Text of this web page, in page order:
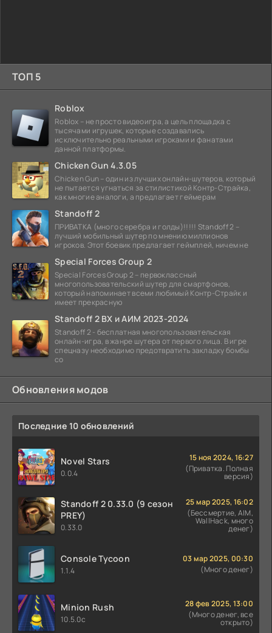
ТОП 5
Roblox
Roblox – не просто видеоигра, а цель площадка с
тысячами игрушек, которые создавались
исключительно реальными игроками и фанатами
данной платформы.
Chicken Gun 4.3.05
Chicken Gun – один из лучших онлайн-шутеров, который
не пытается угнаться за стилистикой Контр-Страйка,
как многие аналоги, а предлагает геймерам
Standoff 2
ПРИВАТКА (много серебра и голды)!!!!! Standoff 2 –
лучший мобильный шутер по мнению миллионов
игроков. Этот боевик предлагает геймплей, ничем не
Special Forces Group 2
Special Forces Group 2 – первоклассный
многопользовательский шутер для смартфонов,
который напоминает всеми любимый Контр-Страйк и
имеет прекрасную
Standoff 2 ВХ и АИМ 2023-2024
Standoff 2 - бесплатная многопользовательская
онлайн-игра, в жанре шутера от первого лица. В игре
спецназу необходимо предотвратить закладку бомбы
со
Обновления модов
Последние 10 обновлений
Novel Stars
0.0.4
15 ноя 2024, 16:27
(Приватка. Полная
версия)
Standoff 2 0.33.0 (9 сезон
PREY)
0.33.0
25 мар 2025, 16:02
(Бессмертие, AIM,
WallHack, много
денег)
Console Tycoon
1.1.4
03 мар 2025, 00:30
(Много денег)
Minion Rush
10.5.0c
28 фев 2025, 13:00
(Много денег, все
открыто)